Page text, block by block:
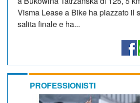
Visma Lease a Bike ha piazzato il
salita finale e ha...
PROFESSIONISTI